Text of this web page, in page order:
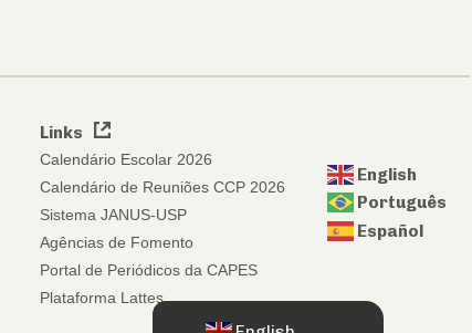
Links
Calendário Escolar 2026
Calendário de Reuniões CCP 2026
Sistema JANUS-USP
Agências de Fomento
Portal de Periódicos da CAPES
Plataforma Lattes
English
Português
Español